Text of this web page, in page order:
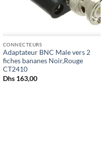
CONNECTEURS
Adaptateur BNC Male vers 2
fiches bananes Noir,Rouge
CT2410
Dhs163,00